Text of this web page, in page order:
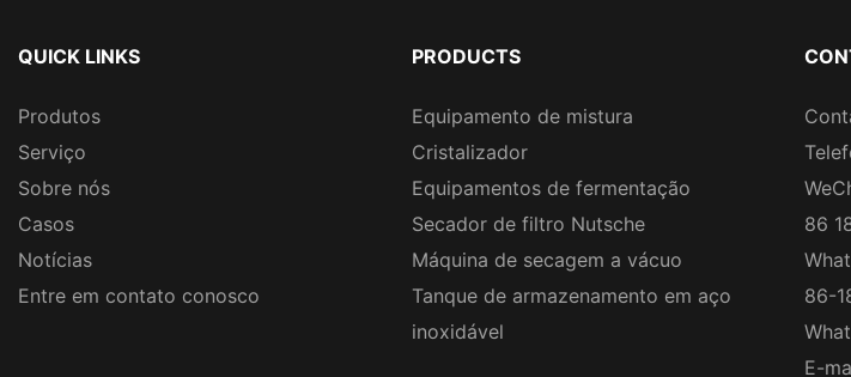
QUICK LINKS
Produtos
Serviço
Sobre nós
Casos
Notícias
Entre em contato conosco
PRODUCTS
Equipamento de mistura
Cristalizador
Equipamentos de fermentação
Secador de filtro Nutsche
Máquina de secagem a vácuo
Tanque de armazenamento em aço
inoxidável
86
86-
E-